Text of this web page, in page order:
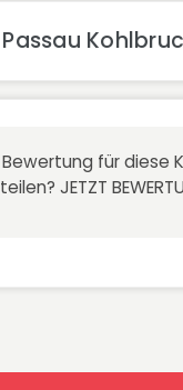
für diese
JETZT